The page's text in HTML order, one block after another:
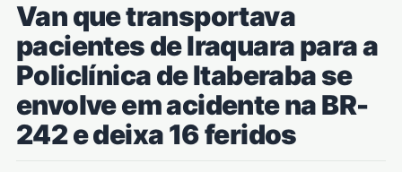
Van que transportava
pacientes de Iraquara para a
Policlínica de Itaberaba se
envolve em acidente na BR-
242 e deixa 16 feridos